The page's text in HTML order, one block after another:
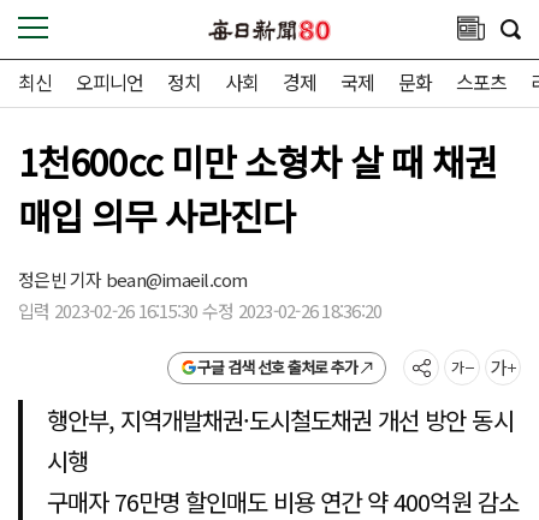
최신 오피니언 정치 사회 경제 국제 문화 스포츠
1천600cc 미만 소형차 살 때 채권
매입 의무 사라진다
정은빈 기자bean@imaeil.com
입력 2023-02-26 16:15:30 수정 2023-02-26 18:36:20
구글 검색 선호 출처로 추가
행안부, 지역개발채권·도시철도채권 개선 방안 동시
시행
구매자 76만명 할인매도 비용 연간 약 400억원 감소